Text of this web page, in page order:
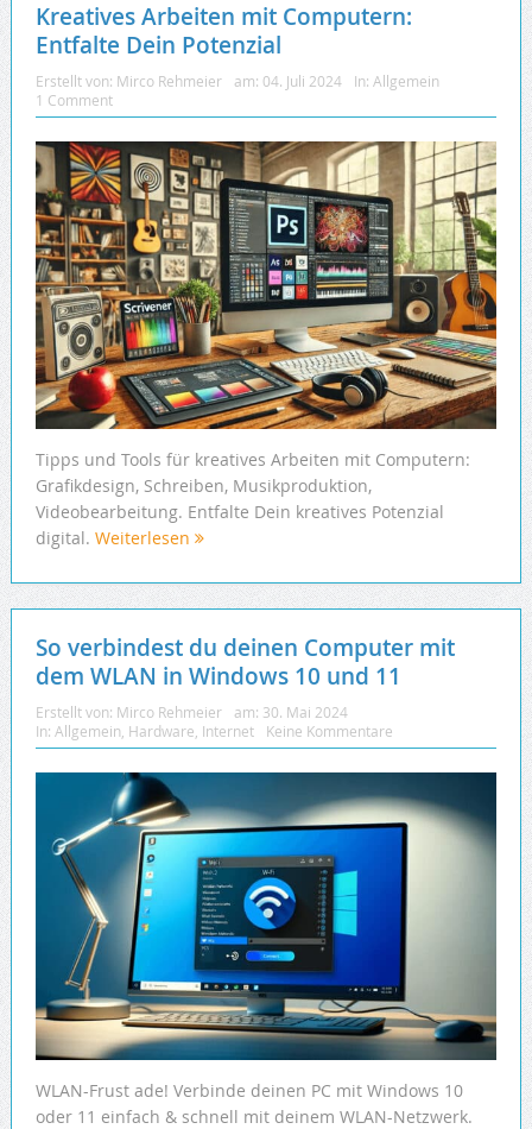
Kreatives Arbeiten mit Computern:
Entfalte Dein Potenzial
Erstellt von: Mirco Rehmeier am: 04. Juli 2024 In: Allgemein
1 Comment
Tipps und Tools für kreatives Arbeiten mit Computern:
Grafikdesign, Schreiben, Musikproduktion,
Videobearbeitung. Entfalte Dein kreatives Potenzial
digital. Weiterlesen
So verbindest du deinen Computer mit
dem WLAN in Windows 10 und 11
Erstellt von: Mirco Rehmeier am: 30. Mai 2024
In: Allgemein Hardware Internet Keine Kommentare
WLAN-Frust ade! Verbinde deinen PC mit Windows 10
oder 11 einfach & schnell mit deinem WLAN-Netzwerk.